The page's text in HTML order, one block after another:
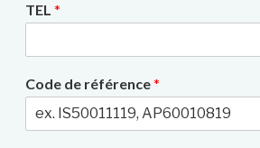
TEL *
Code de référence*